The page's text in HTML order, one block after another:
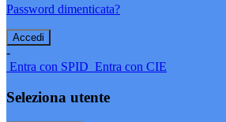
Password dimenticata?
-
Entra con SPID Entra con CIE
Seleziona utente